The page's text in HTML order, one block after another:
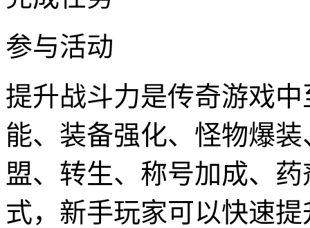
参与活动
提升战斗力是传奇游戏
能、装备强化、怪物爆
盟、转生、称号加成、
式，新手玩家可以快速